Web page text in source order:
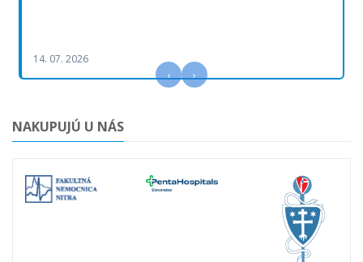
14. 07. 2026
‹ ›
NAKUPUJÚ U NÁS